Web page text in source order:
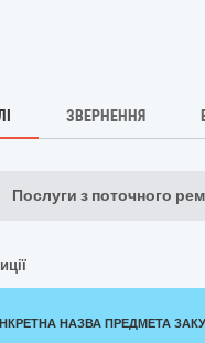
ЗВЕРНЕННЯ
Послуги з поточного
НАЗВА ПРЕДМЕТА